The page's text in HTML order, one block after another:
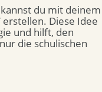
du mit deinem
erstellen. Diese Idee
und hilft, den
die schulischen